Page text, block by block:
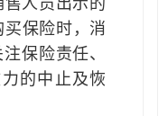
人员出示的
保险时，消
保险责任、
的中止及恢